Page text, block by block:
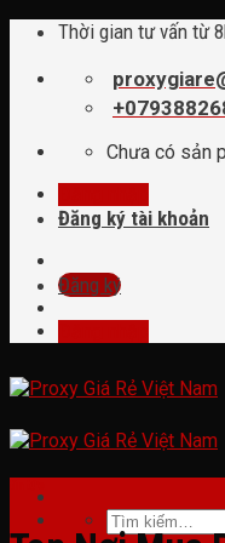
Skip
content
Thời gian tư vấn từ
Chưa có sản
Đăng ký tài khoản
Đăng ký
Tìm